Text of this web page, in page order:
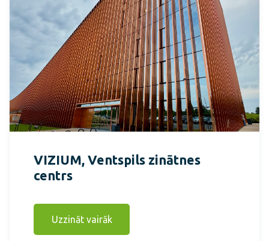
VIZIUM, Ventspils zinātnes
centrs
Uzzināt vairāk